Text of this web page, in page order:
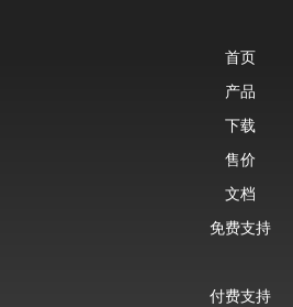
首页
产品
下载
售价
文档
免费支持
付费支持